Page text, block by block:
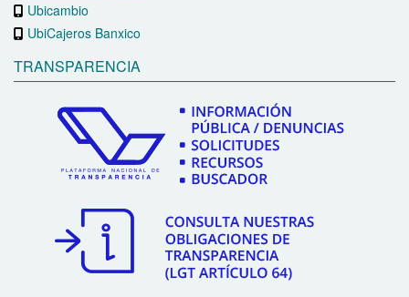
Ubicambio
UbiCajeros Banxico
TRANSPARENCIA